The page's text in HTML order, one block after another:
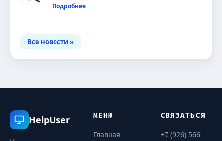
Подробнее
Все новости »
HelpUser МЕНЮ
Главная
СВЯЗАТЬСЯ
+7 (926) 566-